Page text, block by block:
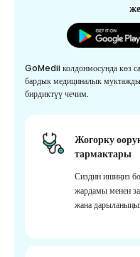
GoMedii колдонмосунда көз
бардык медициналык
бирдиктүү чечим.
Жогорку
тармактары
Сиздин ишиңиз
жардамы менен
жана